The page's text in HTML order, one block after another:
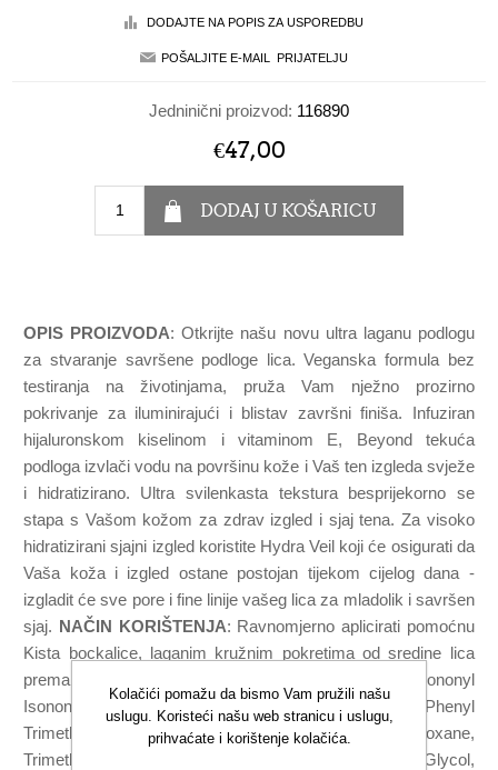
Jedninični proizvod: 116890
€47,00
OPIS PROIZVODA: Otkrijte našu novu ultra laganu podlogu
za stvaranje savršene podloge lica. Veganska formula bez
testiranja na životinjama, pruža Vam nježno prozirno
pokrivanje za iluminirajući i blistav završni finiša. Infuziran
hijaluronskom kiselinom i vitaminom E, Beyond tekuća
podloga izvlači vodu na površinu kože i Vaš ten izgleda svježe
i hidratizirano. Ultra svilenkasta tekstura besprijekorno se
stapa s Vašom kožom za zdrav izgled i sjaj tena. Za visoko
hidratizirani sjajni izgled koristite Hydra Veil koji će osigurati da
Vaša koža i izgled ostane postojan tijekom cijelog dana -
izgladit će sve pore i fine linije vašeg lica za mladolik i savršen
sjaj. NAČIN KORIŠTENJA: Ravnomjerno aplicirati pomoćnu
Kista bockalice, laganim kružnim pokretima od sredine lica
prema van. SASTOJCI: Aqua/Water/Eau, Isononyl
Isononanoate, Neopentyl Glycol Diheptanoate, Phenyl
Trimethicone, Polymethylsilsesquioxane,
Trimethylsiloxysilicate, Peg-10 Dimethicone, Butylene Glycol,
Kolačići pomažu da bismo Vam pružili našu
uslugu. Koristeći našu web stranicu i uslugu,
prihvaćate i korištenje kolačića.